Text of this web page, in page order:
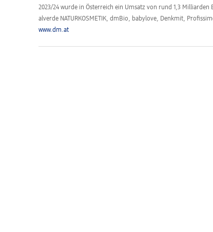
2023/24 wurde in Österreich ein Umsatz von rund 1,3
alverde NATURKOSMETIK, dmBio, babylove, Denkmit,
www.dm.at